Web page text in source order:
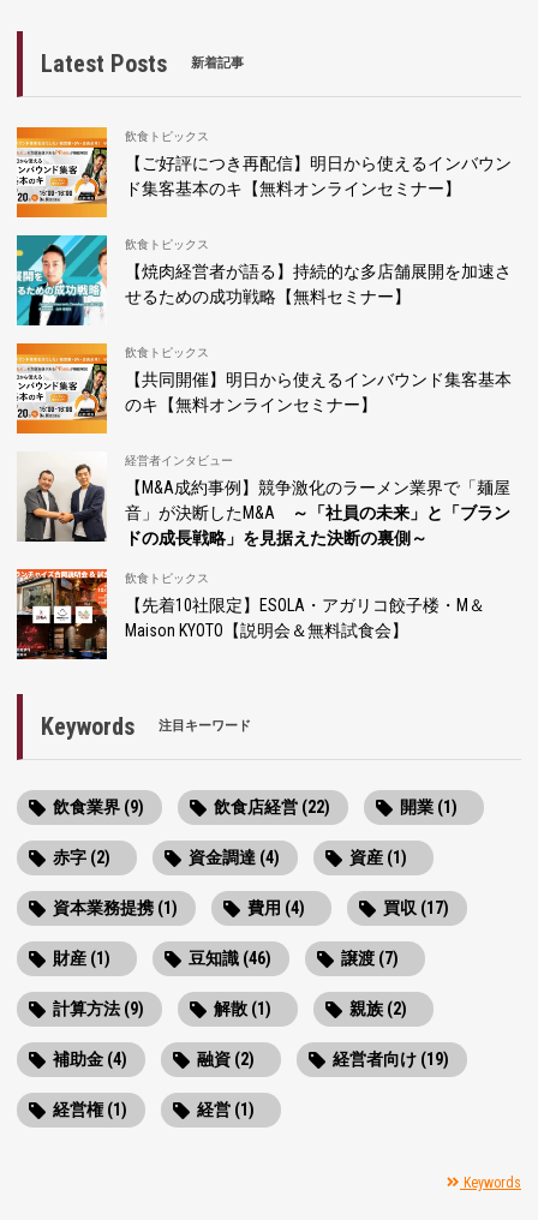
Latest Posts 新着記事
飲食トピックス
【ご好評につき再配信】明日から使えるインバウン
ド集客基本のキ【無料オンラインセミナー】
飲食トピックス
【焼肉経営者が語る】持続的な多店舗展開を加速さ
せるための成功戦略【無料セミナー】
飲食トピックス
【共同開催】明日から使えるインバウンド集客基本
のキ【無料オンラインセミナー】
経営者インタビュー
【M&A成約事例】競争激化のラーメン業界で「麺屋
音」が決断したM&A
～「社員の未来」と「ブラン
ドの成長戦略」を見据えた決断の裏側～
飲食トピックス
【先着10社限定】ESOLA・アガリコ餃子楼・M＆
Maison KYOTO【説明会＆無料試食会】
Keywords 注目キーワード
飲食業界 (9) 飲食店経営 (22) 開業 (1)
赤字 (2) 資金調達 (4) 資産 (1)
資本業務提携 (1) 費用 (4) 買収 (17)
財産 (1) 豆知識 (46) 譲渡 (7)
計算方法 (9) 解散 (1) 親族 (2)
補助金 (4) 融資 (2) 経営者向け (19)
経営権 (1) 経営 (1)
Keywords